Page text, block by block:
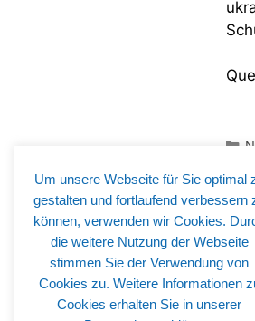
Um unsere Webseite für Sie optimal
gestalten und fortlaufend verbessern
können, verwenden wir Cookies.
die weitere Nutzung der Webseite
stimmen Sie der Verwendung von
Cookies zu. Weitere Informationen
Cookies erhalten Sie in unserer